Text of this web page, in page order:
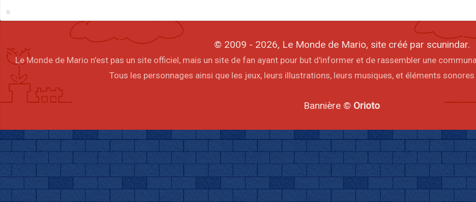
© 2009 - 2026, Le Monde de Mario, site créé par scunindar.
Le Monde de Mario n'est pas un site officiel, mais un site de fan ayant pour but d'informer et de rassembler une
Tous les personnages ainsi que les jeux, leurs illustrations, leurs musiques, et éléments
Bannière © Orioto